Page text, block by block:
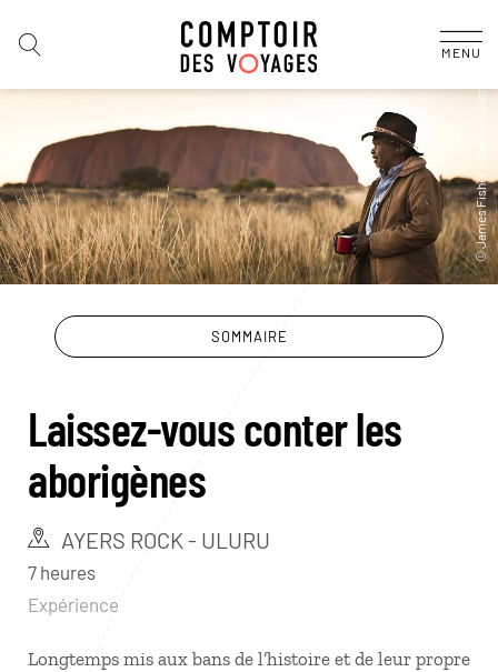
MENU
SOMMAIRE
Laissez-vous conter les
aborigènes
AYERS ROCK - ULURU
7 heures
Expérience
Longtemps mis aux bans de l’histoire et de leur propre